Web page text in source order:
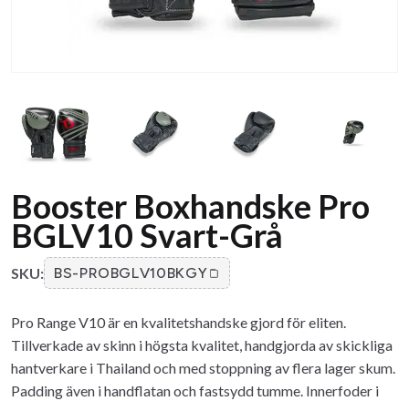
Booster Boxhandske Pro
BGLV10 Svart-Grå
SKU: BS-PROBGLV10BKGY
Pro Range V10 är en kvalitetshandske gjord för eliten.
Tillverkade av skinn i högsta kvalitet, handgjorda av skickliga
hantverkare i Thailand och med stoppning av flera lager skum.
Padding även i handflatan och fastsydd tumme. Innerfoder i